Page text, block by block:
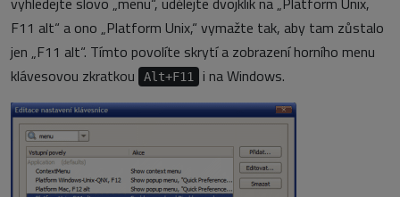
F11 alt“ a ono „Platform Unix,“ vymažte tak, aby tam zůstalo
jen „F11 alt“. Tímto povolíte skrytí a zobrazení horního menu
klávesovou zkratkou
Alt+F11 i na Windows.